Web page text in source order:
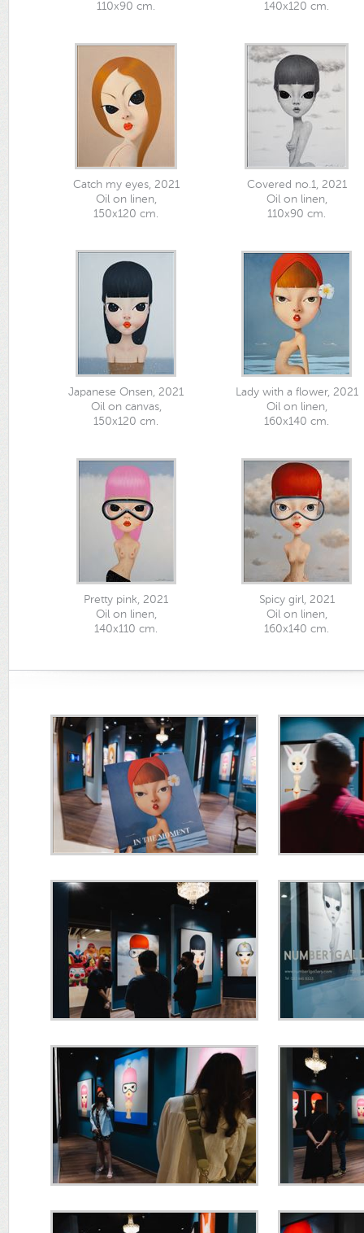
110x90 cm.
140x120 cm.
Catch my eyes, 2021
Oil on linen,
150x120 cm.
Covered no.1, 2021
Oil on linen,
110x90 cm.
Japanese Onsen, 2021
Oil on canvas,
150x120 cm.
Lady with a flower, 2021
Oil on linen,
160x140 cm.
Pretty pink, 2021
Oil on linen,
140x110 cm.
Spicy girl, 2021
Oil on linen,
160x140 cm.